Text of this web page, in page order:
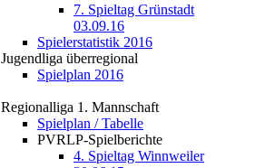
7. Spieltag Grünstadt
03.09.16
Spielerstatistik 2016
Jugendliga überregional
Spielplan 2016
Regionalliga 1. Mannschaft
Spielplan / Tabelle
PVRLP-Spielberichte
4. Spieltag Winnweiler